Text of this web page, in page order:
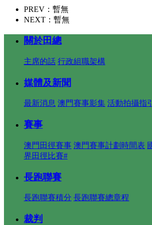
PREV：暫無
NEXT：暫無
關於田總
主席的話 行政組職架構
媒體及新聞
最新消息 澳門賽事影集 活動拍攝指引
賽事
澳門田徑賽事 澳門賽事計劃時間表
界田徑比賽#
長跑聯賽
長跑聯賽積分 長跑聯賽總章程
裁判